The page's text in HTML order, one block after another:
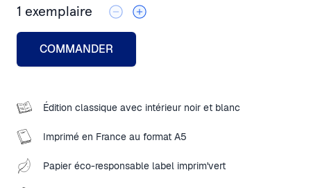
1 exemplaire
COMMANDER
Édition classique avec intérieur noir et blanc
Imprimé en France au format A5
Papier éco-responsable label imprim'vert